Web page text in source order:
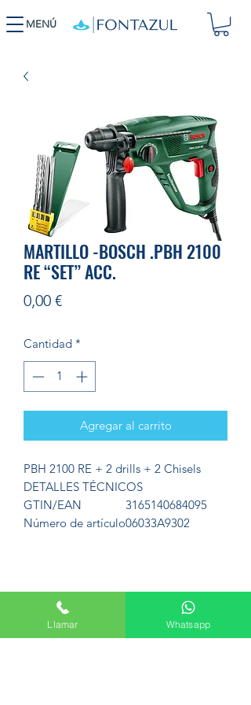
MENÚ
MARTILLO -BOSCH .PBH 2100
RE “SET” ACC.
0,00 €Precio
Cantidad *
Agregar al carrito
PBH 2100 RE + 2 drills + 2 Chisels
DETALLES TÉCNICOS
GTIN/EAN
3165140684095
Número de artículo06033A9302
Formulario de suscripción
Llamar Whatsapp